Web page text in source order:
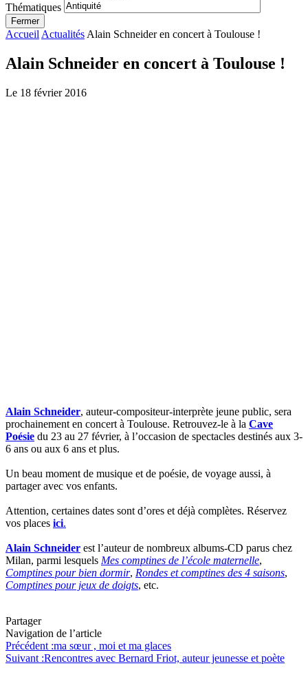
Thématiques
Fermer
Accueil Actualités Alain Schneider en concert à Toulouse !
Alain Schneider en concert à Toulouse !
Le 18 février 2016
Alain Schneider, auteur-compositeur-interprète jeune public, sera
prochainement en concert à Toulouse. Retrouvez-le à la Cave
Poésie du 23 au 27 février, à l’occasion de spectacles destinés aux 3-
6 ans ou aux 6 ans et plus.
Un beau moment de musique et de poésie, de voyage aussi, à
partager avec vos enfants.
Attention, certaines dates sont d’ores et déjà complètes. Réservez
vos places ici.
Alain Schneider est l’auteur de nombreux albums-CD parus chez
Milan, parmi lesquels Mes comptines de l’école maternelle,
Comptines pour bien dormir, Rondes et comptines des 4 saisons,
Comptines pour jeux de doigts, etc.
Partager
Navigation de l’article
Précédent :ma sœur , moi et ma glaces
Suivant :Rencontres avec Bernard Friot, auteur jeunesse et poète